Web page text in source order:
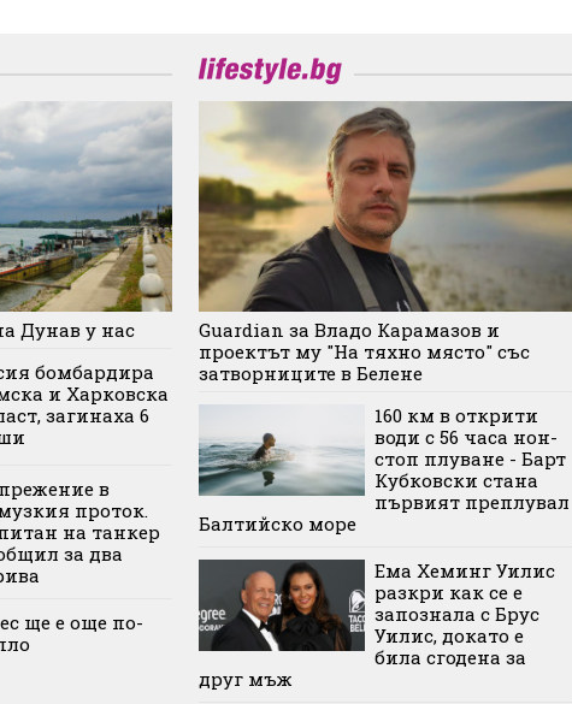
Дунав у нас
бомбардира
и Харковска
загинаха 6
в
проток.
на танкер
за два
ще е още по-
Guardian за Владо Карамазов и
проектът му "На тяхно място" със
затворниците в Белене
160 км в открити
води с 56 часа нон-
стоп плуване - Барт
Кубковски стана
първият преплувал
Балтийско море
Ема Хеминг Уилис
разкри как се е
запознала с Брус
Уилис, докато е
била сгодена за
друг мъж